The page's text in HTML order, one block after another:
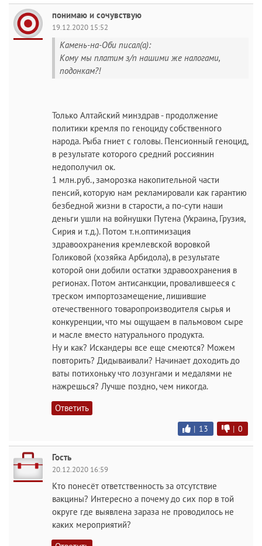
понимаю и сочувствую
19.12.2020 15:52
Камень-на-Оби писал(а):
Кому мы платим з/п нашими же налогами,
подонкам?!
Только Алтайский минздрав - продолжение
политики кремля по геноциду собственного
народа. Рыба гниет с головы. Пенсионный геноцид,
в результате которого средний россиянин
недополучил ок.
1 млн.руб., заморозка накопительной части
пенсий, которую нам рекламировали как гарантию
безбедной жизни в старости, а по-сути наши
деньги ушли на войнушки Путена (Украина, Грузия,
Сирия и т.д.). Потом т.н.оптимизация
здравоохранения кремлевской воровкой
Голиковой (хозяйка Арбидола), в результате
которой они добили остатки здравоохранения в
регионах. Потом антисанкции, провалившееся с
треском импортозамещение, лишившие
отечественного товаропроизводителя сырья и
конкуренции, что мы ощущаем в пальмовом сыре
и масле вместо натурального продукта.
Ну и как? Искандеры все еще смеются? Можем
повторить? Дидываивали? Начинает доходить до
ваты потихоньку что лозунгами и медалями не
нажрешься? Лучше поздно, чем никогда.
Ответить
| 13 | 0
Гость
20.12.2020 16:59
Кто понесёт ответственность за отсутствие
вакцины? Интересно а почему до сих пор в той
округе где выявлена зараза не проводилось не
каких мероприятий?